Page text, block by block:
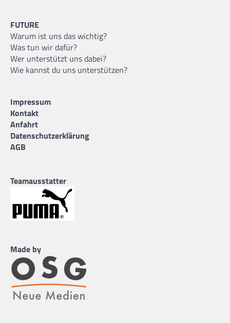
FUTURE
Warum ist uns das wichtig?
Was tun wir dafür?
Wer unterstützt uns dabei?
Wie kannst du uns unterstützen?
Impressum
Kontakt
Anfahrt
Datenschutzerklärung
AGB
Teamausstatter
Made by